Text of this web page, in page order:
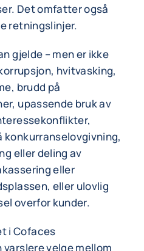
Det omfatter også
retningslinjer.
gjelde – men er ikke
hvitvasking,
brudd på
upassende bruk av
konkurranselovgivning,
eller deling av
eller
eller ulovlig
overfor kunder.
i Cofaces
velge mellom